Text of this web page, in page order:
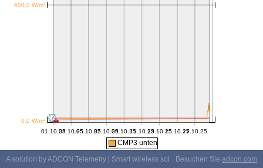
CMP3 unten
A solution by ADCON Telemetry | Smart wireless solutionsBesuchen Sie adcon.com